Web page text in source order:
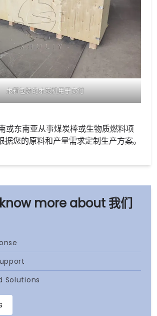
我们
木箱包装的木炭机用于交付
或东南亚从事煤炭棒或生物质燃料项
据您的原料和产量需求定制生产方案。